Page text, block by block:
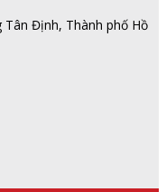
Tân Định, Thành phố Hồ